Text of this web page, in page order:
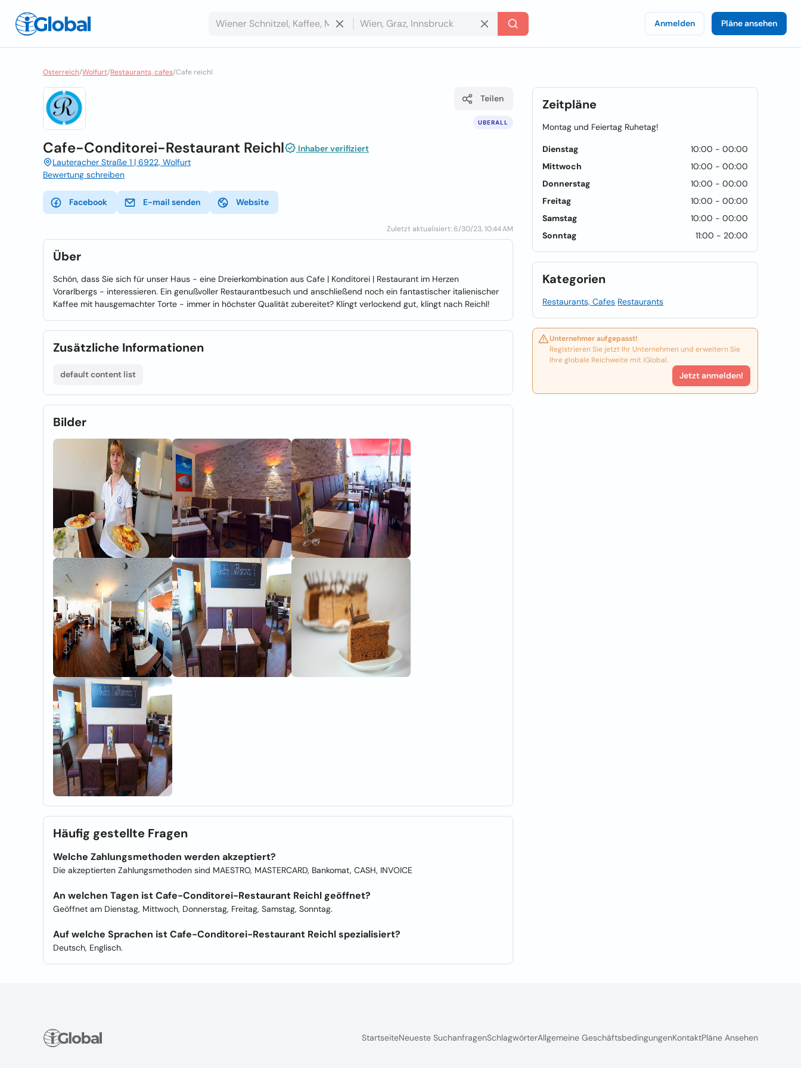
Anmelden Pläne ansehen
Osterreich/Wolfurt/Restaurants, cafes/Cafe reichl
UBERALL
Teilen
Cafe-Conditorei-Restaurant Reichl
Inhaber verifiziert
Lauteracher Straße 1 | 6922, Wolfurt
Bewertung schreiben
Facebook E-mail senden Website
Zuletzt aktualisiert: 6/30/23, 10:44 AM
Über
Schön, dass Sie sich für unser Haus - eine Dreierkombination aus Cafe | Konditorei | Restaurant im Herzen
Vorarlbergs - interessieren. Ein genußvoller Restaurantbesuch und anschließend noch ein fantastischer italienischer
Kaffee mit hausgemachter Torte - immer in höchster Qualität zubereitet? Klingt verlockend gut, klingt nach Reichl!
Zusätzliche Informationen
default content list
Bilder
Häufig gestellte Fragen
Welche Zahlungsmethoden werden akzeptiert?
Die akzeptierten Zahlungsmethoden sind MAESTRO, MASTERCARD, Bankomat, CASH, INVOICE
An welchen Tagen ist Cafe-Conditorei-Restaurant Reichl geöffnet?
Geöffnet am Dienstag, Mittwoch, Donnerstag, Freitag, Samstag, Sonntag.
Auf welche Sprachen ist Cafe-Conditorei-Restaurant Reichl spezialisiert?
Deutsch, Englisch.
Zeitpläne
Montag und Feiertag Ruhetag!
Dienstag
10:00 - 00:00
Mittwoch
10:00 - 00:00
Donnerstag
10:00 - 00:00
Freitag
10:00 - 00:00
Samstag
10:00 - 00:00
Sonntag
11:00 - 20:00
Kategorien
Restaurants, Cafes Restaurants
Unternehmer aufgepasst!
Registrieren Sie jetzt Ihr Unternehmen und erweitern Sie
Ihre globale Reichweite mit iGlobal.
Jetzt anmelden!
StartseiteNeueste SuchanfragenSchlagwörterAllgemeine GeschäftsbedingungenKontaktPläne Ansehen